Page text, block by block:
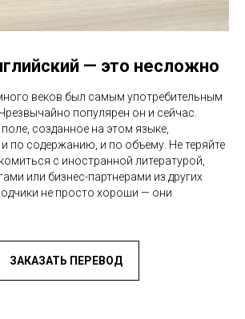
— это несложно
веков был самым употребительным
популярен он и сейчас.
созданное на этом языке,
по содержанию, и по объему. Не теряйте
с иностранной литературой,
или бизнес-партнерами из других
не просто хороши — они
ЗАКАЗАТЬ ПЕРЕВОД